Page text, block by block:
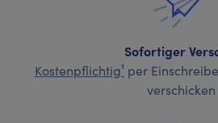
Sofortiger
Kostenpflichtig¹ per
verschicken